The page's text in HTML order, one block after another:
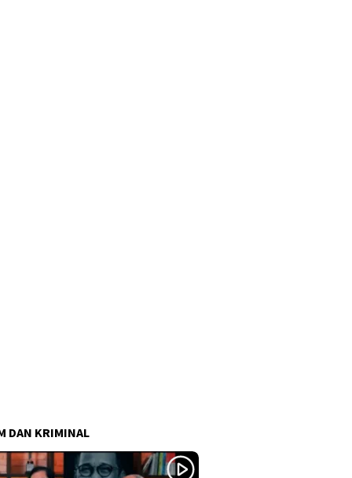
DAN KRIMINAL